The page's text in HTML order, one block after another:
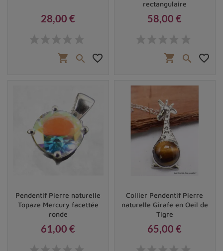
28,00 €
shopping_cart  favorite_border
rectangulaire
58,00 €
shopping_cart  favorite_border
Pendentif Pierre naturelle
Topaze Mercury facettée
ronde
61,00 €
Collier Pendentif Pierre
naturelle Girafe en Oeil de
Tigre
65,00 €